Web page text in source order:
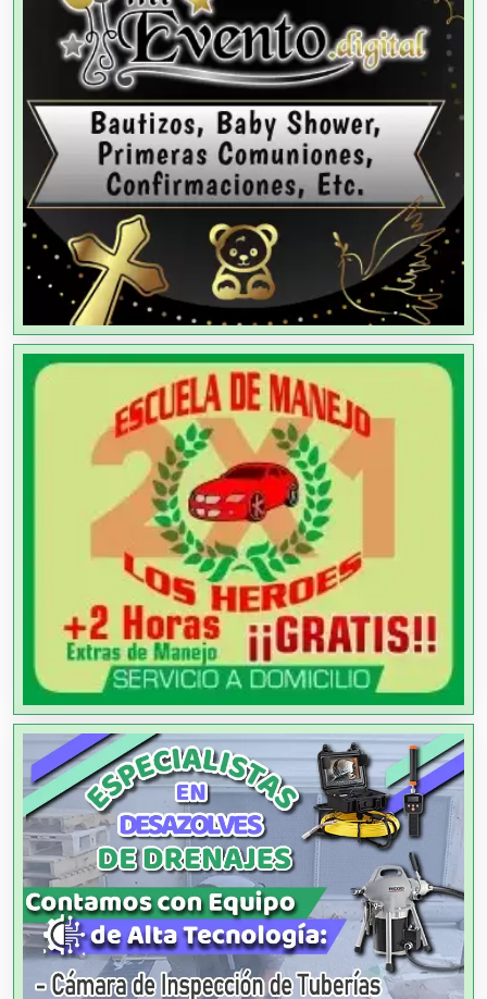
Almacenaje
Alquiler de Autos
Alquiler de Equipos para Fiestas
Alquiler de Sillas y Mesas
Alquiler de Trajes de Etiqueta
Alta Costura
Aluminio
Ambulancias
Análisis Clínicos
Análisis de Aguas
Animadores de Eventos
Aparatos y Equipos Eléctricos
Arquitectos
Artes Gráficas